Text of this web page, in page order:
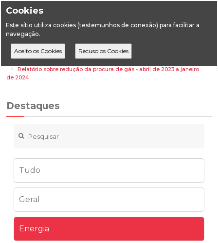
Cookies
Este sítio utiliza cookies (testemunhos de conexão) para facilitar a
navegação.
HomeDestaques
Energia
Relatório sobre redução da procura de gás - abril de 2023 a janeiro
de 2024
Destaques
Tudo
Geral
Energia